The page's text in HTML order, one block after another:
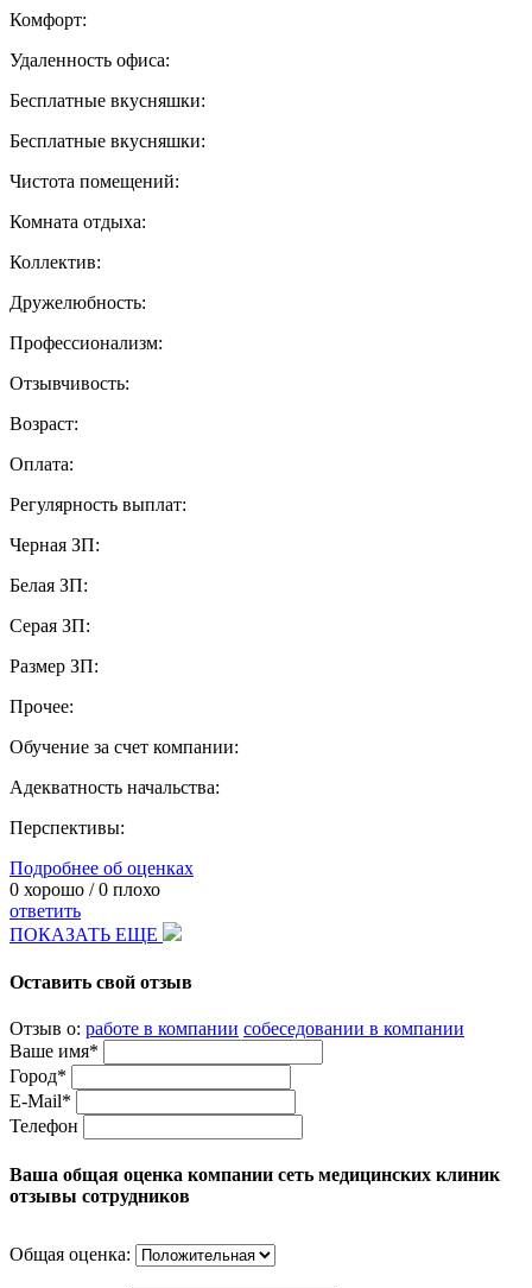
Комфорт:
Удаленность офиса:
Бесплатные вкусняшки:
Бесплатные вкусняшки:
Чистота помещений:
Комната отдыха:
Коллектив:
Дружелюбность:
Профессионализм:
Отзывчивость:
Возраст:
Оплата:
Регулярность выплат:
Черная ЗП:
Белая ЗП:
Серая ЗП:
Размер ЗП:
Прочее:
Обучение за счет компании:
Адекватность начальства:
Перспективы:
Подробнее об оценках
0 хорошо /0 плохо
ответить
ПОКАЗАТЬ ЕЩЕ
Оставить свой отзыв
Отзыв о: работе в компании собеседовании в компании
Ваше имя*
Город*
E-Mail*
Телефон
Ваша общая оценка компании сеть медицинских клиник
отзывы сотрудников
Общая оценка: